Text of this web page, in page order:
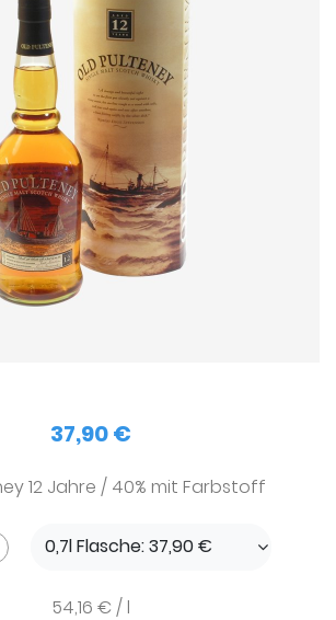
37,90 €
12 Jahre / 40% mit Farbstoff
0,7l Flasche: 37,90 €
54,16 € / l